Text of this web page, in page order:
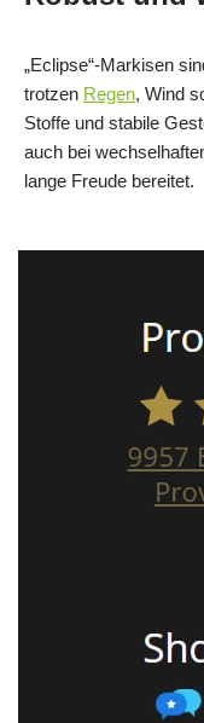
„Eclipse“-Markisen
trotzen Regen, Wind
Stoffe und stabile
auch bei
lange Freude bereitet.